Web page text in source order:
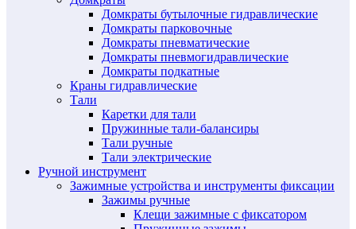
Домкраты бутылочные гидравлические
Домкраты парковочные
Домкраты пневматические
Домкраты пневмогидравлические
Домкраты подкатные
Краны гидравлические
Тали
Каретки для тали
Пружинные тали-балансиры
Тали ручные
Тали электрические
Ручной инструмент
Зажимные устройства и инструменты фиксации
Зажимы ручные
Клещи зажимные с фиксатором